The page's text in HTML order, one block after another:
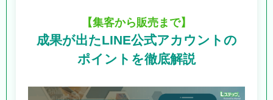
【集客から販売まで】
成果が出たLINE公式アカウントの
ポイントを徹底解説